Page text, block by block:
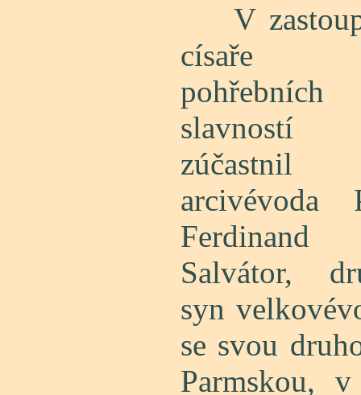
V
císaře
pohřebních
slavností
zúčastnil
arcivévoda
Ferdinand
Salvátor,
syn
se svou
Parmskou,